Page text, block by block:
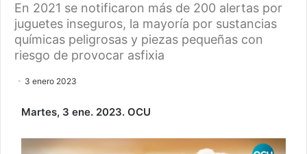
En 2021 se notificaron más de 200 alertas por
juguetes inseguros, la mayoría por sustancias
químicas peligrosas y piezas pequeñas con
riesgo de provocar asfixia
3 enero 2023
Martes, 3 ene. 2023. OCU